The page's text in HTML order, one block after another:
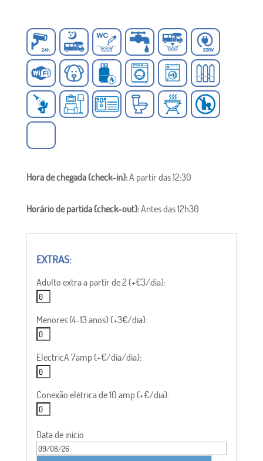
Hora de chegada (check-in):A partir das 12:30
Horário de partida (check-out):Antes das 12h30
Adulto extra a partir de 2 (+€3/dia):
Menores (4-13 anos) (+3€/dia):
ElectricA 7amp (+€/dia/dia):
Conexão elétrica de 10 amp (+€/dia):
Data de início